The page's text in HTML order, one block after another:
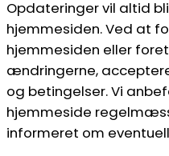
Opdateringer vil altid
hjemmesiden. Ved at
hjemmesiden eller
ændringerne,
og betingelser. Vi
hjemmeside
informeret om